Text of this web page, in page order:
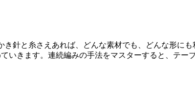
針と糸さえあれば、どんな素材でも、どんな形に
いきます。連続編みの手法をマスターすると、テー